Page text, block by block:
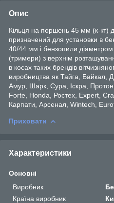
Опис
Кільця на поршень 45 мм (к-кт)
призначений для установки в
40/44 мм і бензопили
(тримери) з верхнім
в косах таких брендів
виробництва як Тайга, Байкал,
Амур, Шарк, Сура, Іскра,
Forte, Honda, Ростех, Expert,
Карпати, Арсенал, Wintech,
Приховати
Характеристики
Основні
Виробник
Країна виробник